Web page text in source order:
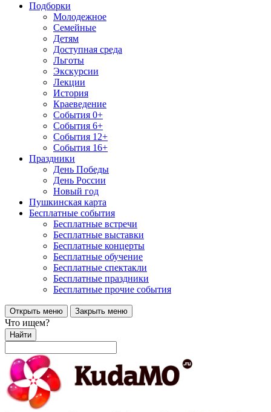
Подборки
Молодежное
Семейные
Детям
Доступная среда
Льготы
Экскурсии
Лекции
История
Краеведение
События 0+
События 6+
События 12+
События 16+
Праздники
День Победы
День России
Новый год
Пушкинская карта
Бесплатные события
Бесплатные встречи
Бесплатные выставки
Бесплатные концерты
Бесплатные обучение
Бесплатные спектакли
Бесплатные праздники
Бесплатные прочие события
Открыть меню Закрыть меню
Что ищем?
Найти